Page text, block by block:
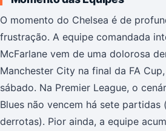
O momento do Chelsea é de
frustração. A equipe comandada
McFarlane vem de uma dolorosa
Manchester City na final da FA
sábado. Na Premier League, o
Blues não vencem há sete partidas
derrotas). Pior ainda, a equipe